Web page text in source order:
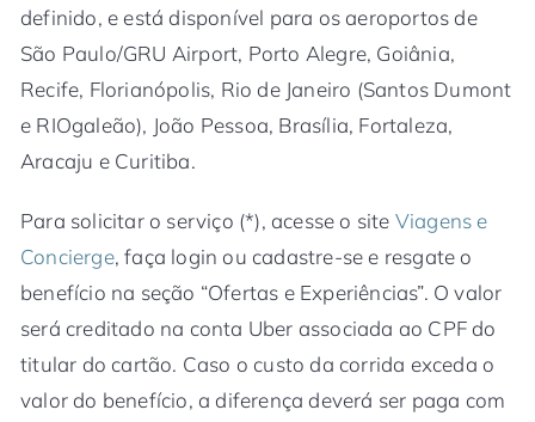
definido, e está disponível para os aeroportos de
São Paulo/GRU Airport, Porto Alegre, Goiânia,
Recife, Florianópolis, Rio de Janeiro (Santos Dumont
e RIOgaleão), João Pessoa, Brasília, Fortaleza,
Aracaju e Curitiba.
Para solicitar o serviço (*), acesse o site Viagens e
Concierge, faça login ou cadastre-se e resgate o
benefício na seção “Ofertas e Experiências”. O valor
será creditado na conta Uber associada ao CPF do
titular do cartão. Caso o custo da corrida exceda o
valor do benefício, a diferença deverá ser paga com